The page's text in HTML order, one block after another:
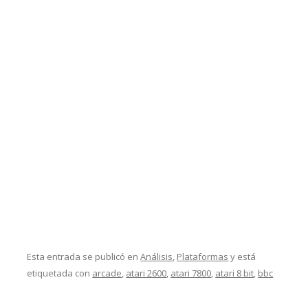
Esta entrada se publicó enAnálisis, Plataformas y está
etiquetada con arcade, atari 2600, atari 7800, atari 8 bit, bbc